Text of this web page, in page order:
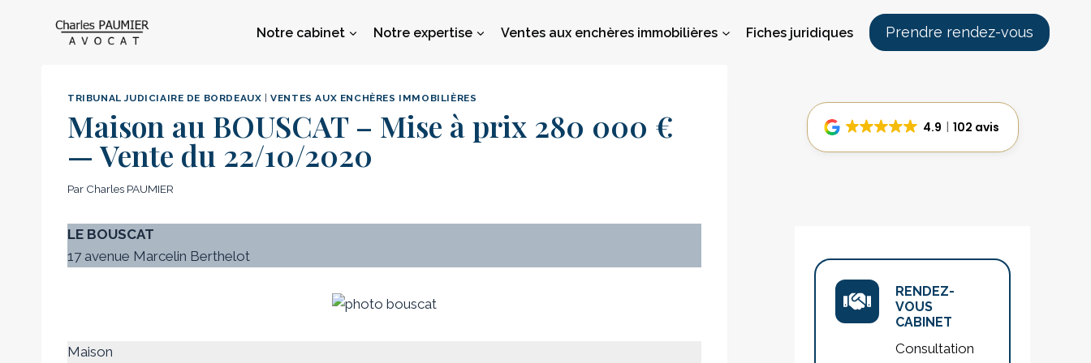
Notre cabinet Notre expertise Ventes aux enchères immobilières Fiches juridiques Prendre rendez-vous
TRIBUNAL JUDICIAIRE DE BORDEAUX |VENTES AUX ENCHÈRES IMMOBILIÈRES
Maison au BOUSCAT – Mise à prix 280 000 €
— Vente du 22/10/2020
Par Charles PAUMIER
LE BOUSCAT
17 avenue Marcelin Berthelot
Maison
4.9 102 avis
RENDEZ-
VOUS
CABINET
Consultation